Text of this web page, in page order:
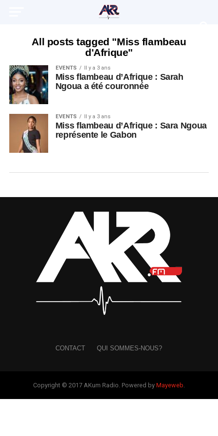
All posts tagged "Miss flambeau
d'Afrique"
EVENTS Il y a 3 ans
Miss flambeau d’Afrique : Sarah
Ngoua a été couronnée
EVENTS Il y a 3 ans
Miss flambeau d’Afrique : Sara Ngoua
représente le Gabon
CONTACT QUI SOMMES-NOUS?
Copyright © 2017 AKum Radio. Powered by Mayeweb.